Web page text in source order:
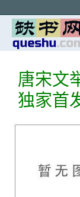
唐宋文
独家首